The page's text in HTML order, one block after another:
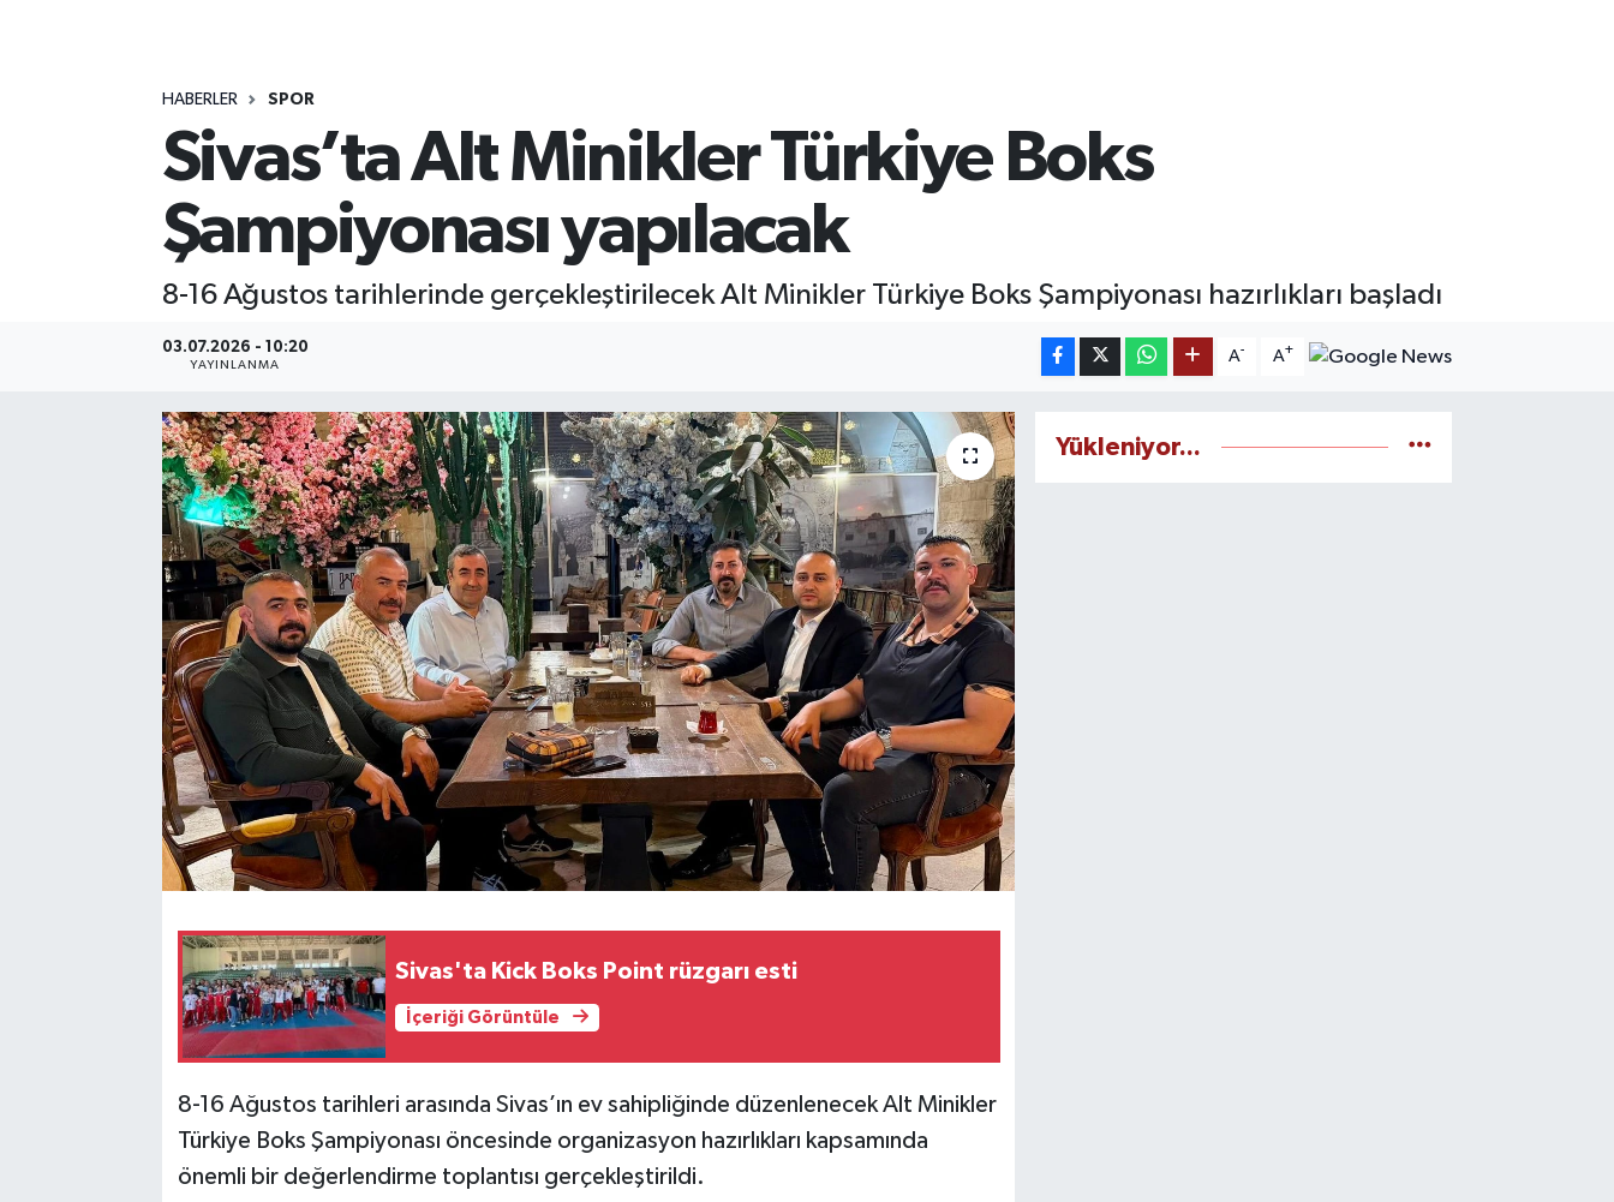
HABERLER SPOR
Sivas’ta Alt Minikler Türkiye Boks
Şampiyonası yapılacak
8-16 Ağustos tarihlerinde gerçekleştirilecek Alt Minikler Türkiye Boks Şampiyonası hazırlıkları başladı
03.07.2026 - 10:20
YAYINLANMA
A- A+
Sivas'ta Kick Boks Point rüzgarı esti
İçeriği Görüntüle
8-16 Ağustos tarihleri arasında Sivas’ın ev sahipliğinde düzenlenecek Alt Minikler
Türkiye Boks Şampiyonası öncesinde organizasyon hazırlıkları kapsamında
önemli bir değerlendirme toplantısı gerçekleştirildi.
Yükleniyor...
ÖZEL HABER
RESMİ İLANLAR
SOSYAL YARDIMLAR
SPONSORLU YAZI
TEKNOLOJİ